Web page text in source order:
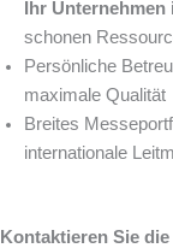
Ihr
schonen
Persönliche
maximale Qualität
Breites
internationale
Kontaktieren Sie